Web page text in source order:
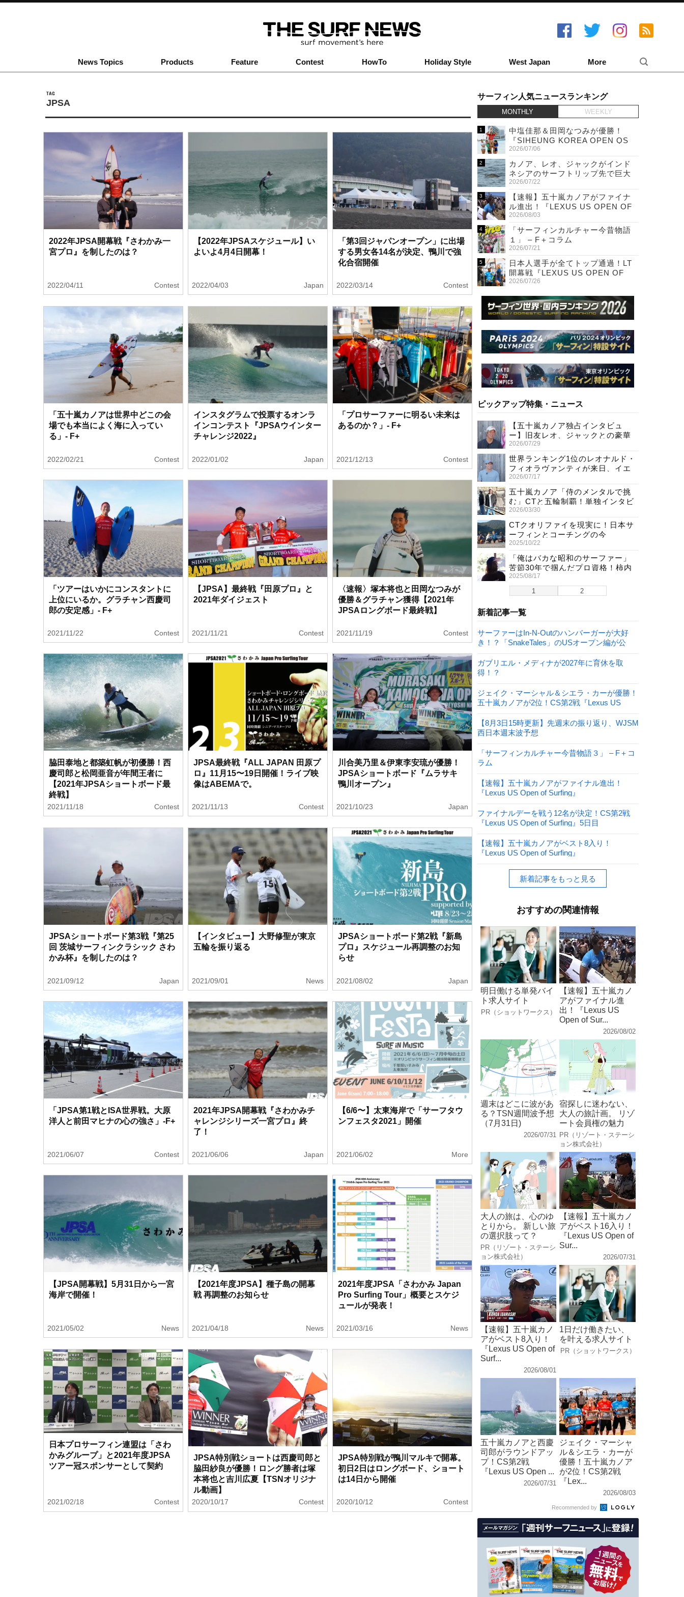
News Topics Products Feature Contest HowTo Holiday Style West Japan More
TAG
JPSA
2022年JPSA開幕戦『さわかみ一
宮プロ』を制したのは？
2022/04/11 Contest
【2022年JPSAスケジュール】い
よいよ4月4日開幕！
2022/04/03 Japan
「第3回ジャパンオープン」に出場
する男女各14名が決定、鴨川で強
化合宿開催
2022/03/14 Contest
「五十嵐カノアは世界中どこの会
場でも本当によく海に入ってい
る」- F+
2022/02/21 Contest
インスタグラムで投票するオンラ
インコンテスト『JPSAウインター
チャレンジ2022』
2022/01/02 Japan
「プロサーファーに明るい未来は
あるのか？」- F+
2021/12/13 Contest
「ツアーはいかにコンスタントに
上位にいるか。グラチャン西慶司
郎の安定感」- F+
2021/11/22 Contest
【JPSA】最終戦『田原プロ』と
2021年ダイジェスト
2021/11/21 Contest
〈速報〉塚本将也と田岡なつみが
優勝＆グラチャン獲得【2021年
JPSAロングボード最終戦】
2021/11/19 Contest
脇田泰地と都築虹帆が初優勝！西
慶司郎と松岡亜音が年間王者に
【2021年JPSAショートボード最
終戦】
2021/11/18 Contest
JPSA最終戦『ALL JAPAN 田原プ
ロ』11月15〜19日開催！ライブ映
像はABEMAで。
2021/11/13 Contest
川合美乃里＆伊東李安琉が優勝！
JPSAショートボード『ムラサキ
鴨川オープン』
2021/10/23 Japan
JPSAショートボード第3戦『第25
回 茨城サーフィンクラシック さわ
かみ杯』を制したのは？
2021/09/12 Japan
【インタビュー】大野修聖が東京
五輪を振り返る
2021/09/01 News
JPSAショートボード第2戦『新島
プロ』スケジュール再調整のお知
らせ
2021/08/02 Japan
「JPSA第1戦とISA世界戦。大原
洋人と前田マヒナの心の強さ」-F+
2021/06/07 Contest
2021年JPSA開幕戦『さわかみチ
ャレンジシリーズ一宮プロ』終
了！
2021/06/06 Japan
【6/6〜】太東海岸で「サーフタウ
ンフェスタ2021」開催
2021/06/02 More
【JPSA開幕戦】5月31日から一宮
海岸で開催！
2021/05/02 News
【2021年度JPSA】種子島の開幕
戦 再調整のお知らせ
2021/04/18 News
2021年度JPSA「さわかみ Japan
Pro Surfing Tour」概要とスケジ
ュールが発表！
2021/03/16 News
日本プロサーフィン連盟は「さわ
かみグループ」と2021年度JPSA
ツアー冠スポンサーとして契約
2021/02/18 Contest
JPSA特別戦ショートは西慶司郎と
脇田紗良が優勝！ロング勝者は塚
本将也と吉川広夏【TSNオリジナ
ル動画】
2020/10/17 Contest
JPSA特別戦が鴨川マルキで開幕。
初日2日はロングボード、ショート
は14日から開催
2020/10/12 Contest
サーフィン人気ニュースランキング
MONTHLY WEEKLY
中塩佳那＆田岡なつみが優勝！
『SIHEUNG KOREA OPEN QS
6,000 & LQS』
2026/07/06
カノア、レオ、ジャックがインド
ネシアのサーフトリップ先で巨大
ワニと遭遇！
2026/07/22
【速報】五十嵐カノアがファイナ
ル進出！『LEXUS US OPEN OF
SURFING』
2026/08/03
「サーフィンカルチャー今昔物語
１」 – F＋コラム
2026/07/21
日本人選手が全てトップ通過！LT
開幕戦『LEXUS US OPEN OF
SURFING』初日
2026/07/26
ピックアップ特集・ニュース
1 2
【五十嵐カノア独占インタビュ
ー】旧友レオ、ジャックとの豪華
プライベートセッション
2026/07/29
世界ランキング1位のレオナルド・
フィオラヴァンティが来日、イエ
ロージャージ獲得直後の独占イン
タビュー
2026/07/17
五十嵐カノア「侍のメンタルで挑
む」CTと五輪制覇！単独インタビ
ューで熱弁
2026/03/30
CTクオリファイを現実に！日本サ
ーフィンとコーチングの今
2025/10/22
「俺はバカな昭和のサーファー」
苦節30年で掴んだプロ資格！柿内
聖文(54)の生き様
2025/08/17
新着記事一覧
サーファーはIn-N-Outのハンバーガーが大好
き！？「SnakeTales」のUSオープン編が公
ガブリエル・メディナが2027年に育休を取
得！？
ジェイク・マーシャル＆シエラ・カーが優勝！
五十嵐カノアが2位！CS第2戦『Lexus US
【8月3日15時更新】先週末の振り返り、WJSM
西日本週末波予想
「サーフィンカルチャー今昔物語３」 – F＋コ
ラム
【速報】五十嵐カノアがファイナル進出！
『Lexus US Open of Surfing』
ファイナルデーを戦う12名が決定！CS第2戦
『Lexus US Open of Surfing』5日目
【速報】五十嵐カノアがベスト8入り！
『Lexus US Open of Surfing』
新着記事をもっと見る
おすすめの関連情報
明日働ける単発バイ
ト求人サイト
PR（ショットワークス）
【速報】五十嵐カノ
アがファイナル進
出！『Lexus US
Open of Sur...
2026/08/02
週末はどこに波があ
る？TSN週間波予想
（7月31日)
2026/07/31
宿探しに迷わない、
大人の旅計画。 リゾ
ート会員権の魅力
PR（リゾート・ステーシ
ョン株式会社）
大人の旅は、心のゆ
とりから。 新しい旅
の選択肢って？
PR（リゾート・ステーシ
ョン株式会社）
【速報】五十嵐カノ
アがベスト16入り！
『Lexus US Open of
Sur...
2026/07/31
【速報】五十嵐カノ
アがベスト8入り！
『Lexus US Open of
Surf...
2026/08/01
1日だけ働きたい、
を叶える求人サイト
PR（ショットワークス）
五十嵐カノアと西慶
司郎がラウンドアッ
プ！CS第2戦
『Lexus US Open ...
2026/07/31
ジェイク・マーシャ
ル＆シエラ・カーが
優勝！五十嵐カノア
が2位！CS第2戦
『Lex...
2026/08/03
Recommended by